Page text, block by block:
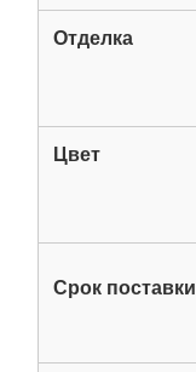
Отделка
Цвет
Срок поставки